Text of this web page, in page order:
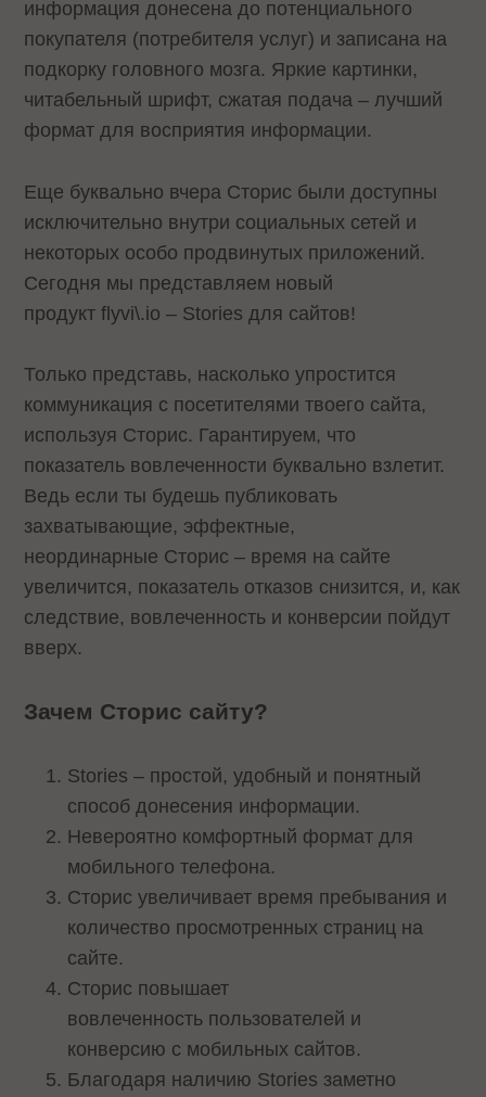
информация донесена до потенциального
покупателя (потребителя услуг) и записана на
подкорку головного мозга. Яркие картинки,
читабельный шрифт, сжатая подача – лучший
формат для восприятия информации.
Еще буквально вчера Cторис были доступны
исключительно внутри социальных сетей и
некоторых особо продвинутых приложений.
Сегодня мы представляем новый
продукт flyvi\.io – Stories для сайтов!
Только представь, насколько упростится
коммуникация с посетителями твоего сайта,
используя Сторис. Гарантируем, что
показатель вовлеченности буквально взлетит.
Ведь если ты будешь публиковать
захватывающие, эффектные,
неординарные Сторис – время на сайте
увеличится, показатель отказов снизится, и, как
следствие, вовлеченность и конверсии пойдут
вверх.
Зачем Cторис сайту?
Stories – простой, удобный и понятный
способ донесения информации.
Невероятно комфортный формат для
мобильного телефона.
Сторис увеличивает время пребывания и
количество просмотренных страниц на
сайте.
Сторис повышает
вовлеченность пользователей и
конверсию с мобильных сайтов.
Благодаря наличию Stories заметно